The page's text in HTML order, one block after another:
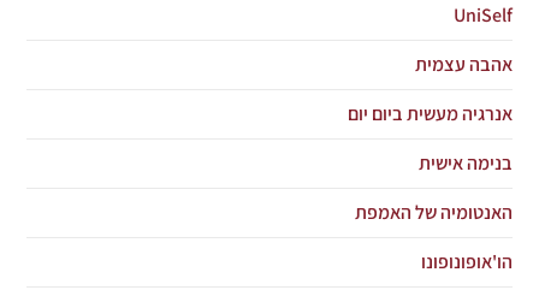
UniSelf
אהבה עצמית
אנרגיה מעשית ביום יום
בנימה אישית
האנטומיה של האמפת
הו'אופונופונו